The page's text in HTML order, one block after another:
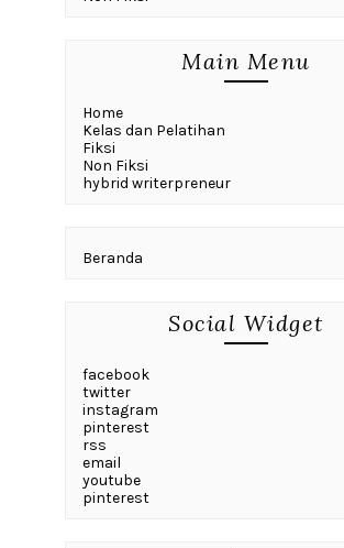
Main Menu
Home
Kelas dan Pelatihan
Fiksi
Non Fiksi
hybrid writerpreneur
Beranda
Social Widget
facebook
twitter
instagram
pinterest
rss
email
youtube
pinterest